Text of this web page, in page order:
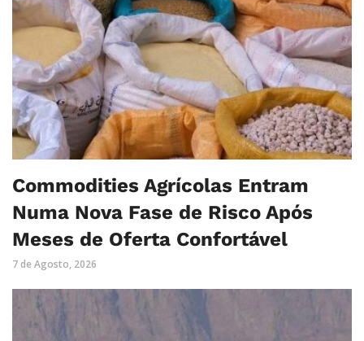
Commodities Agrícolas Entram
Numa Nova Fase de Risco Após
Meses de Oferta Confortável
7 de Agosto, 2026